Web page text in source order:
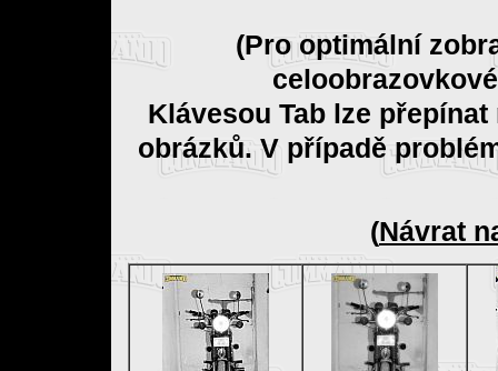
(Pro optimální
Klávesou Tab lze
obrázků. V případě
(Návrat